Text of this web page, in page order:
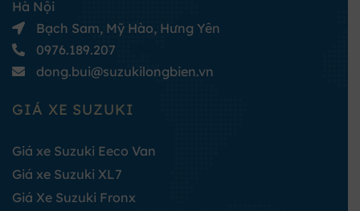
Hà Nội
Bạch Sam, Mỹ Hào, Hưng Yên
0976.189.207
dong.bui@suzukilongbien.vn
GIÁ XE SUZUKI
Giá xe Suzuki Eeco Van
Giá xe Suzuki XL7
Giá Xe Suzuki Fronx